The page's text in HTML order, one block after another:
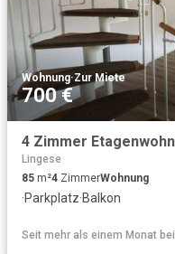
Wohnung·Zur Miete
700 €
Lingese
85 m²4 ZimmerWohnung
·Parkplatz·Balkon
Seit mehr als einem Monat bei